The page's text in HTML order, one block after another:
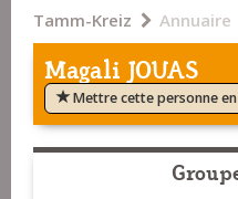
Tamm-Kreiz Annuaire
Magali JOUAS
Mettre cette personne